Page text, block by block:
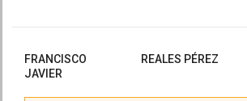
FRANCISCO
JAVIER
REALES PÉREZ